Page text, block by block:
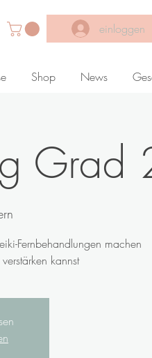
einloggen
Shop News
Grad
Fernbehandlungen machen
kannst